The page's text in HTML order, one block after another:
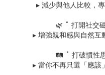
▸ 減少與他人比較，
🌿 ˚ 打開社交
▸ 增強親和感與自然互
🛤 ˚ 打破慣性
▸ 當你不再只選「應該